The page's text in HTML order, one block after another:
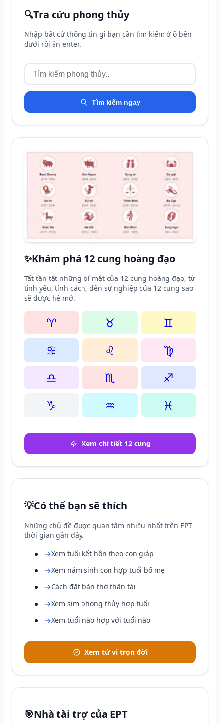
🔍Tra cứu phong thủy
Nhập bất cứ thông tin gì bạn cần tìm kiếm ở ô bên
dưới rồi ấn enter.
Tìm kiếm ngay
✨Khám phá 12 cung hoàng đạo
Tất tần tật những bí mật của 12 cung hoàng đạo, từ
tình yêu, tính cách, đến sự nghiệp của 12 cung sao
sẽ được hé mở.
♈ ♉
♊
♋
♌
♍
♎
♏
♐
♑
♒ ♓
Xem chi tiết 12 cung
💡Có thể bạn sẽ thích
Những chủ đề được quan tâm nhiều nhất trên EPT
thời gian gần đây.
→Xem tuổi kết hôn theo con giáp
→Xem năm sinh con hợp tuổi bố mẹ
→Cách đặt bàn thờ thần tài
→Xem sim phong thủy hợp tuổi
→Xem tuổi nào hợp với tuổi nào
Xem tử vi trọn đời
🎯Nhà tài trợ của EPT